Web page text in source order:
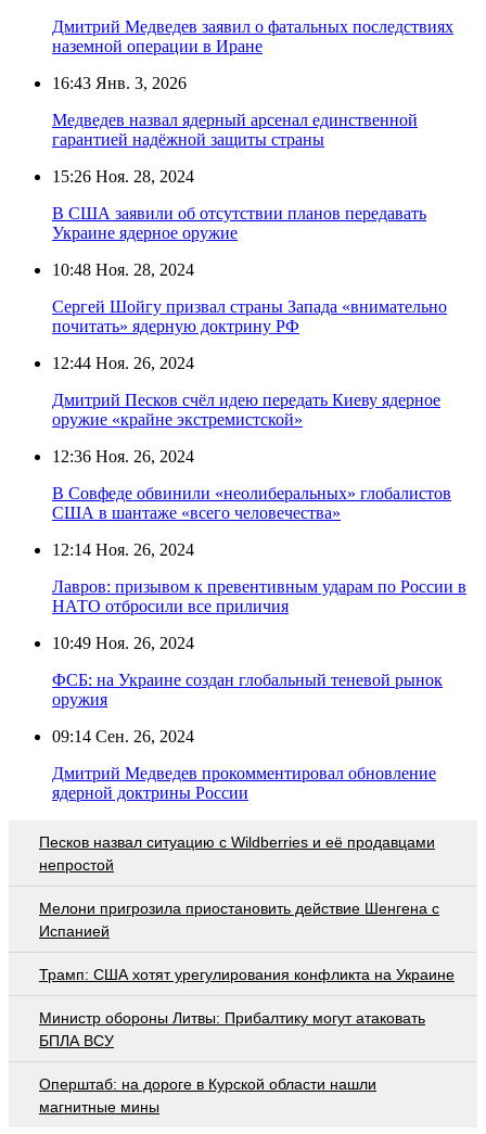
Дмитрий Медведев заявил о фатальных последствиях
наземной операции в Иране
16:43 Янв. 3, 2026
Медведев назвал ядерный арсенал единственной
гарантией надёжной защиты страны
15:26 Ноя. 28, 2024
В США заявили об отсутствии планов передавать
Украине ядерное оружие
10:48 Ноя. 28, 2024
Сергей Шойгу призвал страны Запада «внимательно
почитать» ядерную доктрину РФ
12:44 Ноя. 26, 2024
Дмитрий Песков счёл идею передать Киеву ядерное
оружие «крайне экстремистской»
12:36 Ноя. 26, 2024
В Совфеде обвинили «неолиберальных» глобалистов
США в шантаже «всего человечества»
12:14 Ноя. 26, 2024
Лавров: призывом к превентивным ударам по России в
НАТО отбросили все приличия
10:49 Ноя. 26, 2024
ФСБ: на Украине создан глобальный теневой рынок
оружия
09:14 Сен. 26, 2024
Дмитрий Медведев прокомментировал обновление
ядерной доктрины России
Песков назвал ситуацию с Wildberries и её продавцами
непростой
Мелони пригрозила приостановить действие Шенгена с
Испанией
Трамп: США хотят урегулирования конфликта на Украине
Министр обороны Литвы: Прибалтику могут атаковать
БПЛА ВСУ
Оперштаб: на дороге в Курской области нашли
магнитные мины